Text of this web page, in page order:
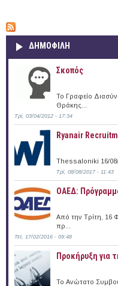
ΔΗΜΟΦΙΛΗ
Σκοπός
Το Γραφείο
Θράκης...
Τρί, 03/04/2012 - 17:34
Ryanair
Thessaloniki 16/08/
Τρί, 08/08/2017 - 11:43
ΟΑΕΔ:
Από την Τρίτη, 16
πρ...
Τετ, 17/02/2016 - 09:48
Προκήρυξη για
Το Ανώτατο